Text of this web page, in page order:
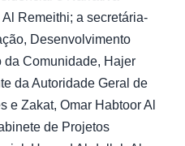
Remeithi; a secretária-
Desenvolvimento
da Comunidade, Hajer
da Autoridade Geral de
e Zakat, Omar Habtoor Al
de Projetos